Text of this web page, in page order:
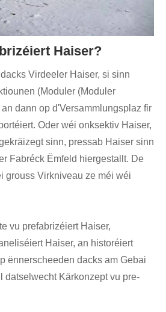
Haiser?
Virdeeler Haiser, si sinn
(Moduler (Moduler
dann op d'Versammlungsplaz fir
Oder wéi onksektiv Haiser,
sinn, pressab Haiser sinn
Fabréck Ëmfeld hiergestallt. De
grouss Virkniveau ze méi wéi
vu prefabrizéiert Haiser,
Haiser, an historéiert
ënnerscheeden dacks am Gebai
datselwecht Kärkonzept vu pre-